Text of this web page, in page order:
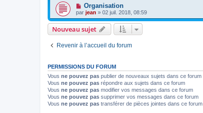
Organisation
par jean » 02 juil. 2018, 08:59
Nouveau sujet
Revenir à l’accueil du forum
PERMISSIONS DU FORUM
Vous ne pouvez pas publier de nouveaux sujets dans ce forum
Vous ne pouvez pas répondre aux sujets dans ce forum
Vous ne pouvez pas modifier vos messages dans ce forum
Vous ne pouvez pas supprimer vos messages dans ce forum
Vous ne pouvez pas transférer de pièces jointes dans ce forum